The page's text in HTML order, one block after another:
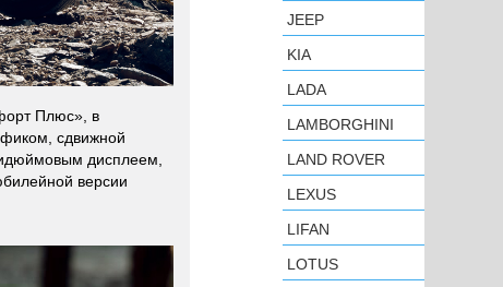
Плюс», в
сдвижной
дисплеем,
версии
JEEP
KIA
LADA
LAMBORGHINI
LAND ROVER
LEXUS
LIFAN
LOTUS